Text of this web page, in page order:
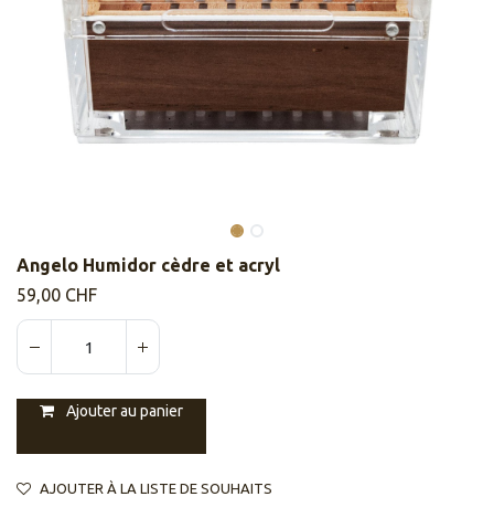
Angelo Humidor cèdre et acryl
59,00 CHF
Ajouter au panier
AJOUTER À LA LISTE DE SOUHAITS